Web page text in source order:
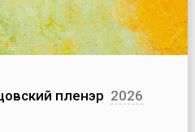
пленэр 2026